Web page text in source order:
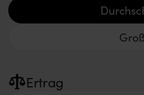
Groß
Ertrag